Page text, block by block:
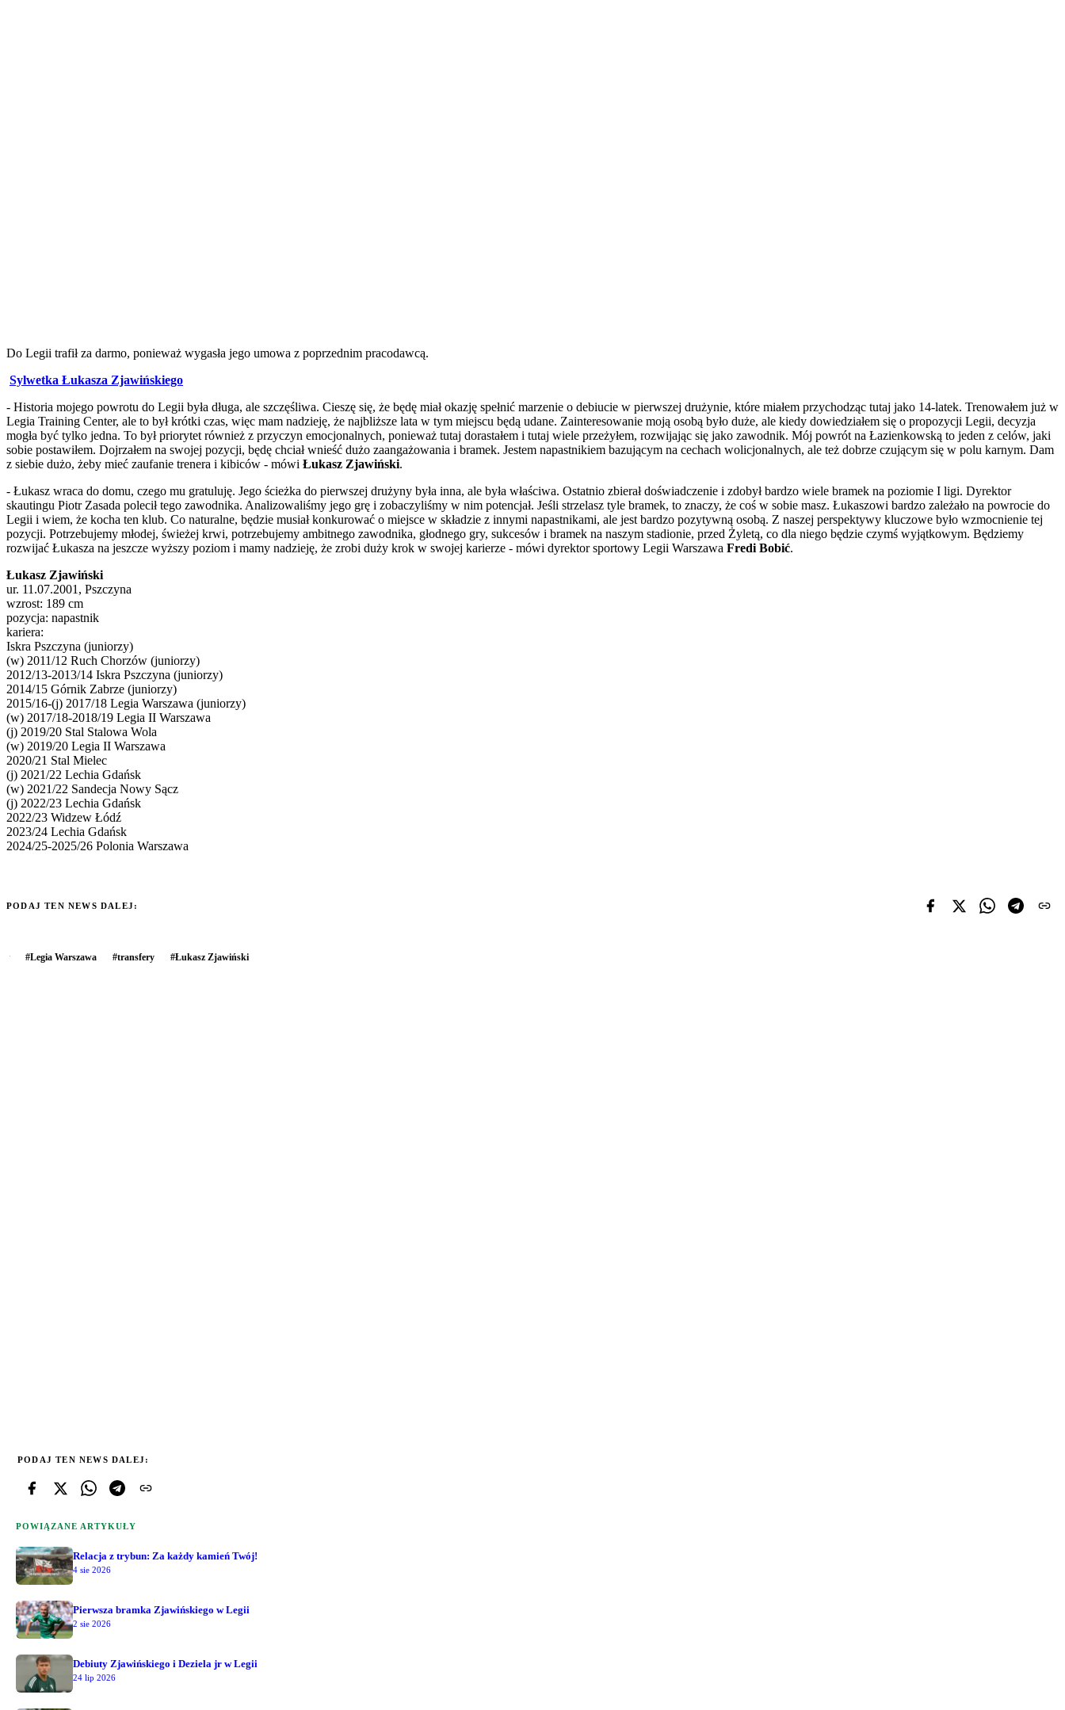
Do Legii trafił za darmo, ponieważ wygasła jego umowa z poprzednim pracodawcą.
Sylwetka Łukasza Zjawińskiego
- Historia mojego powrotu do Legii była długa, ale szczęśliwa. Cieszę się, że będę miał okazję spełnić marzenie o debiucie w pierwszej drużynie, które miałem przychodząc tutaj jako 14-latek. Trenowałem już w
Legia Training Center, ale to był krótki czas, więc mam nadzieję, że najbliższe lata w tym miejscu będą udane. Zainteresowanie moją osobą było duże, ale kiedy dowiedziałem się o propozycji Legii, decyzja
mogła być tylko jedna. To był priorytet również z przyczyn emocjonalnych, ponieważ tutaj dorastałem i tutaj wiele przeżyłem, rozwijając się jako zawodnik. Mój powrót na Łazienkowską to jeden z celów, jaki
sobie postawiłem. Dojrzałem na swojej pozycji, będę chciał wnieść dużo zaangażowania i bramek. Jestem napastnikiem bazującym na cechach wolicjonalnych, ale też dobrze czującym się w polu karnym. Dam
z siebie dużo, żeby mieć zaufanie trenera i kibiców - mówi Łukasz Zjawiński.
- Łukasz wraca do domu, czego mu gratuluję. Jego ścieżka do pierwszej drużyny była inna, ale była właściwa. Ostatnio zbierał doświadczenie i zdobył bardzo wiele bramek na poziomie I ligi. Dyrektor
skautingu Piotr Zasada polecił tego zawodnika. Analizowaliśmy jego grę i zobaczyliśmy w nim potencjał. Jeśli strzelasz tyle bramek, to znaczy, że coś w sobie masz. Łukaszowi bardzo zależało na powrocie do
Legii i wiem, że kocha ten klub. Co naturalne, będzie musiał konkurować o miejsce w składzie z innymi napastnikami, ale jest bardzo pozytywną osobą. Z naszej perspektywy kluczowe było wzmocnienie tej
pozycji. Potrzebujemy młodej, świeżej krwi, potrzebujemy ambitnego zawodnika, głodnego gry, sukcesów i bramek na naszym stadionie, przed Żyletą, co dla niego będzie czymś wyjątkowym. Będziemy
rozwijać Łukasza na jeszcze wyższy poziom i mamy nadzieję, że zrobi duży krok w swojej karierze - mówi dyrektor sportowy Legii Warszawa Fredi Bobić.
Łukasz Zjawiński
ur. 11.07.2001, Pszczyna
wzrost: 189 cm
pozycja: napastnik
kariera:
Iskra Pszczyna (juniorzy)
(w) 2011/12 Ruch Chorzów (juniorzy)
2012/13-2013/14 Iskra Pszczyna (juniorzy)
2014/15 Górnik Zabrze (juniorzy)
2015/16-(j) 2017/18 Legia Warszawa (juniorzy)
(w) 2017/18-2018/19 Legia II Warszawa
(j) 2019/20 Stal Stalowa Wola
(w) 2019/20 Legia II Warszawa
2020/21 Stal Mielec
(j) 2021/22 Lechia Gdańsk
(w) 2021/22 Sandecja Nowy Sącz
(j) 2022/23 Lechia Gdańsk
2022/23 Widzew Łódź
2023/24 Lechia Gdańsk
2024/25-2025/26 Polonia Warszawa
PODAJ TEN NEWS DALEJ:
#Legia Warszawa #transfery #Łukasz Zjawiński
PODAJ TEN NEWS DALEJ:
POWIĄZANE ARTYKUŁY
Relacja z trybun: Za każdy kamień Twój!
4 sie 2026
Pierwsza bramka Zjawińskiego w Legii
2 sie 2026
Debiuty Zjawińskiego i Deziela jr w Legii
24 lip 2026